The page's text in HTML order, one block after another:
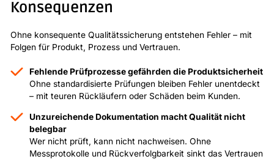
Konsequenzen
Ohne konsequente Qualitätssicherung entstehen Fehler – mit
Folgen für Produkt, Prozess und Vertrauen.
Fehlende Prüfprozesse gefährden die Produktsicherheit
Ohne standardisierte Prüfungen bleiben Fehler unentdeckt
– mit teuren Rückläufern oder Schäden beim Kunden.
Unzureichende Dokumentation macht Qualität nicht
belegbar
Wer nicht prüft, kann nicht nachweisen. Ohne
Messprotokolle und Rückverfolgbarkeit sinkt das Vertrauen